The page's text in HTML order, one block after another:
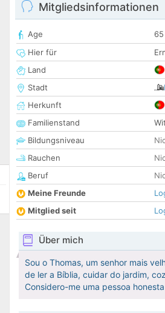
Mitgliedsinformationen
Age
Hier für
Land
Stadt
Herkunft
Familienstand
Bildungsniveau
Rauchen
Beruf
Meine Freunde
Mitglied seit
Über mich
Sou o Thomas, um senhor mais
de ler a Bíblia, cuidar do jardim,
Considero-me uma pessoa